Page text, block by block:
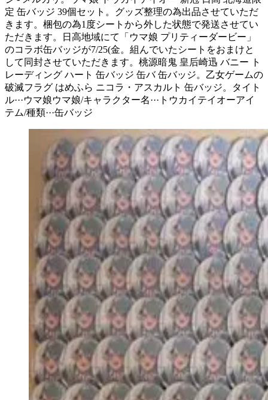
定 缶バッジ 39個セット。グッズ整理の為出品させていただ
きます。梱包の為1度シートから外した状態で発送させてい
ただきます。日高地域にて「ウマ娘 プリティーダービー」
のコラボ缶バッジが7/25(金。組んでいたシートをおまけと
して同封させていただきます。桃源暗鬼 皇后崎迅 バニー ト
レーディング ハート 缶バッジ 缶バ 缶バッジ。乙女ゲームの
破滅フラグ はめふら ニコラ・アスカルト 缶バッジ。タイト
ル···ウマ娘ウマ娘/キャラクター名···トウカイテイオーアイ
テム/種類···缶バッジ